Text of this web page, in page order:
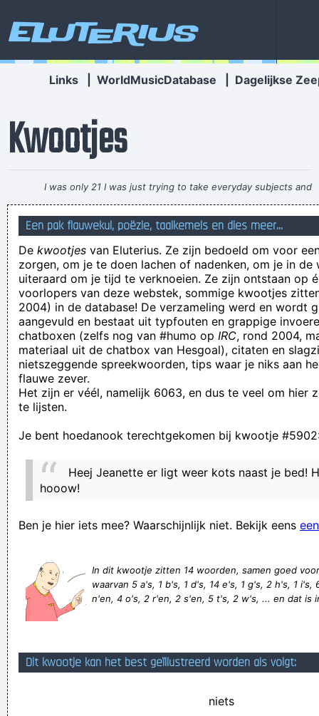
Eluterius
Links WorldMusicDatabase Dagelijkse
Kwootjes
I was only 21 I was just trying to take everyday subjects and
write about things other people weren´t writing about -
working-class life and culture ~ Paul Weller
de eerste die mij nog beledigt lach ik vierkant uit
RSCAchick: KVK spelers, geboren komedianten
Hoelang een minuut duurt, hangt ervan af aan welke kant van
de wc-deur je je bevindt.
Ik doe geen zaken met dat kakvolk. Jij wel? Ben jij dan ook
zo'n dwaas?
als de hemel naar beneden valt, zijn ook de mussen dood
Onnuëzele patriark!!
Mission Impossible aan het kijken ben. Ik naar de film op
Als zeep op de vloer valt, is de zeep dan vuil of de vloer dan
Hoe komt het dat je nooit olifanten ziet die zich verstoppen
in bomen? Omdat ze er héél goed in zijn
Elke ZASDE liker moet Pools leren en daarna bij de buurman
Salmay Dalmay Adonay!
Geej se lèllike voel hod!
Een pak flauwekul, poëzie, taalkemels en dies meer...
De kwootjes van Eluterius. Ze zijn bedoeld om voor
zorgen, om je te doen lachen of nadenken, om je in de
uiteraard om je tijd te verknoeien. Ze zijn ontstaan op
voorlopers van deze webstek, sommige kwootjes
2004) in de database! De verzameling werd en wordt
aangevuld en bestaat uit typfouten en grappige
chatboxen (zelfs nog van #humo op IRC, rond 2004,
materiaal uit de chatbox van Hesgoal), citaten en
nietszeggende spreekwoorden, tips waar je niks aan
flauwe zever.
Het zijn er véél, namelijk 6063, en dus te veel om hier
te lijsten.
Je bent hoedanook terechtgekomen bij kwootje
Heej Jeanette er ligt weer kots naast je bed!
hooow!
Ben je hier iets mee? Waarschijnlijk niet. Bekijk eens
In dit kwootje zitten 14 woorden, samen goed
waarvan 5 a's, 1 b's, 1 d's, 14 e's, 1 g's, 2 h's, 1 i's,
n'en, 4 o's, 2 r'en, 2 s'en, 5 t's, 2 w's, ... en dat is
Dit kwootje kan het best geïllustreerd worden als volgt:
niets